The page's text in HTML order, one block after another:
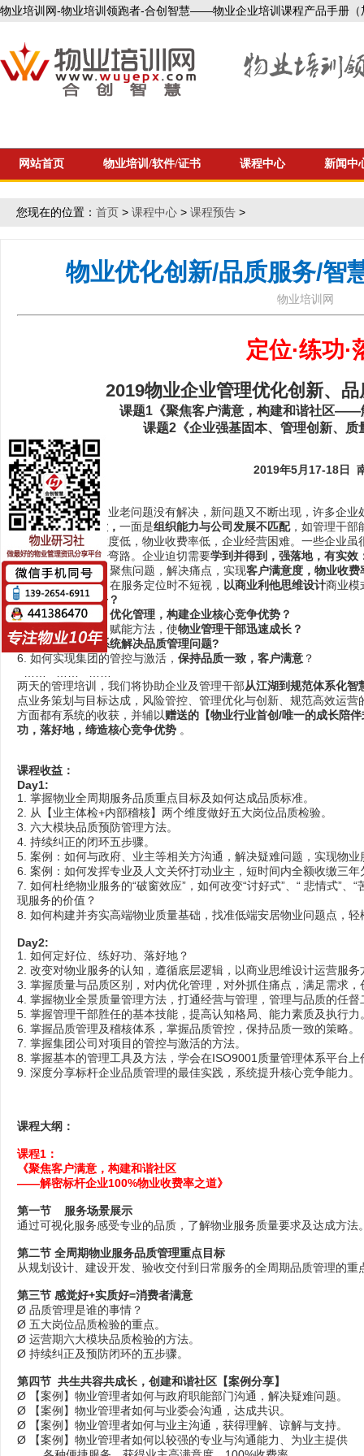
物业培训网-物业培训领跑者-合创智慧——物业企业培训课程产品手册
网站首页 物业培训/软件/证书 课程中心 新闻中
您现在的位置： 首页 > 课程中心 > 课程预告 >
物业优化创新/品质服务/智
物业培训网
定位·练功·
2019物业企业管理优化创新、
课题1《聚焦客户满意，构建和谐社区——
课题2《企业强基固本、管理创新、质
2019年5月17-18日
课程背景：
新经济时代物业企业老问题没有解决，新问题又不断出现，许多企
管理半径越来越大， 一面是组织能力与公司发展不匹配，如管理干部
强人意，客户满意度低，物业收费率低，企业经营困难。一些企业
的实践中走了不少弯路。企业迫切需要学到并得到，强落地，有实效
1. 如何有效沟通，聚焦问题，解决痛点，实现客户满意度，物业收费
2. 如何改变认知，在服务定位时不短视， 以商业利他思维设计商业模
法解决的利益纷争？
3. 如何强基固本，优化管理，构建企业核心竞争优势？
4. 如何增强能力、赋能方法，使物业管理干部迅速成长？
5. 如何自上而下系统解决品质管理问题?
6. 如何实现集团的管控与激活， 保持品质一致，客户满意 ？
两天的管理培训，我们将协助企业及管理干部从江湖到规范体系化智
点业务策划与目标达成，风险管控、管理优化与创新、规范高效运
方面都有系统的收获，并辅以赠送的【物业行业首创/唯一的成长陪
功，落好地，缔造核心竞争优势 。
课程收益：
Day1:
1. 掌握物业全周期服务品质重点目标及如何达成品质标准。
2. 从【业主体检+内部稽核】两个维度做好五大岗位品质检验。
3. 六大模块品质预防管理方法。
4. 持续纠正的闭环五步骤。
5. 案例：如何与政府、业主等相关方沟通，解决疑难问题，实现物
6. 案例：如何发挥专业及人文关怀打动业主，短时间内全额收缴三年
7. 如何杜绝物业服务的“破窗效应”，如何改变“讨好式”、“ 悲情式”
现服务的价值？
8. 如何构建并夯实高端物业质量基础，找准低端安居物业问题点，
Day2:
1. 如何定好位、练好功、落好地？
2. 改变对物业服务的认知，遵循底层逻辑，以商业思维设计运营服
3. 掌握质量与品质区别，对内优化管理，对外抓住痛点，满足需求，
4. 掌握物业全景质量管理方法，打通经营与管理，管理与品质的任督
5. 掌握管理干部胜任的基本技能，提高认知格局、能力素质及执行力
6. 掌握品质管理及稽核体系，掌握品质管控，保持品质一致的策略
7. 掌握集团公司对项目的管控与激活的方法。
8. 掌握基本的管理工具及方法，学会在ISO9001质量管理体系平台上
9. 深度分享标杆企业品质管理的最佳实践，系统提升核心竞争能力。
课程大纲：
课程1：
《聚焦客户满意，构建和谐社区
——解密标杆企业100%物业收费率之道》
第一节 服务场景展示
通过可视化服务感受专业的品质，了解物业服务质量要求及达成方法
第二节 全周期物业服务品质管理重点目标
从规划设计、建设开发、验收交付到日常服务的全周期品质管理的重
第三节 感觉好+实质好=消费者满意
Ø 品质管理是谁的事情？
Ø 五大岗位品质检验的重点。
Ø 运营期六大模块品质检验的方法。
Ø 持续纠正及预防闭环的五步骤。
第四节 共生共容共成长，创建和谐社区【案例分享】
Ø 【案例】物业管理者如何与政府职能部门沟通，解决疑难问题。
Ø 【案例】物业管理者如何与业委会沟通，达成共识。
Ø 【案例】物业管理者如何与业主沟通，获得理解、谅解与支持。
Ø 【案例】物业管理者如何以较强的专业与沟通能力、为业主提供